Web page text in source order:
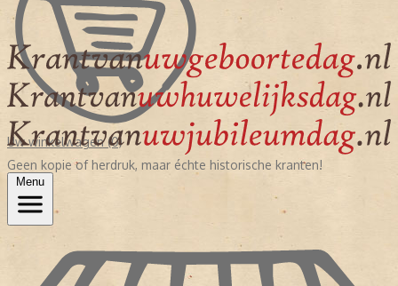
Uw winkelwagen (0)
Geen kopie of herdruk, maar échte historische kranten!
Menu